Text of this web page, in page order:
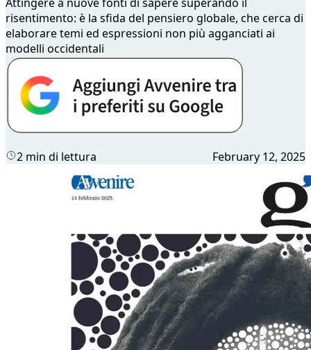
risentimento: è la sfida del pensiero globale, che cerca di
elaborare temi ed espressioni non più agganciati ai
modelli occidentali
2 min di lettura February 12, 2025